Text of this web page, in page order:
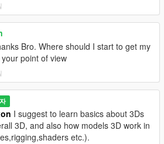
Bro. Where should I start to get my
point of view
I suggest to learn basics about 3Ds
3D, and also how models 3D work in
etc.).